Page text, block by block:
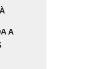
A